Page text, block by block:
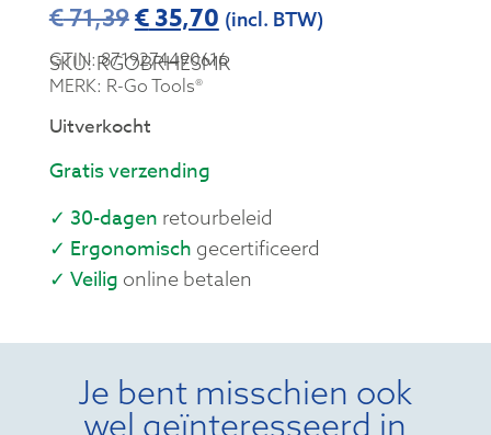
€71,39€35,70 (incl. BTW)
SKU: RGOBRHESMR
GTIN: 8719274490616
MERK: R-Go Tools®
Uitverkocht
Gratis verzending
✓ 30-dagen retourbeleid
✓ Ergonomisch gecertificeerd
✓ Veilig online betalen
Je bent misschien ook
wel geïnteresseerd in